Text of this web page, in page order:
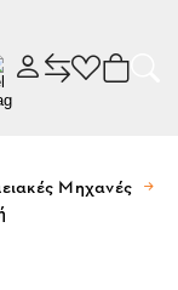
Μηχανές